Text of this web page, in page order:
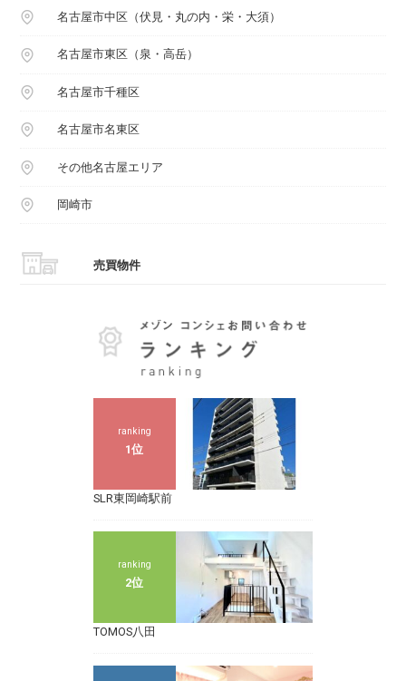
名古屋市中区（伏見・丸の内・栄・大須）
名古屋市東区（泉・高岳）
名古屋市千種区
名古屋市名東区
その他名古屋エリア
岡崎市
売買物件
ranking
1位
SLR東岡崎駅前
ranking
2位
TOMOS八田